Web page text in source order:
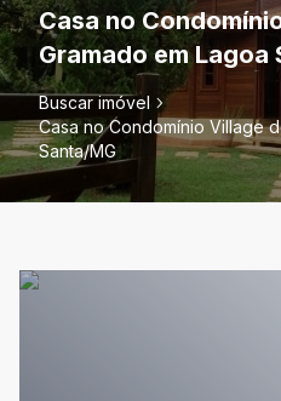
Casa no
Gramado em Lagoa
Buscar imóvel
Casa no Condomínio Village
Santa/MG